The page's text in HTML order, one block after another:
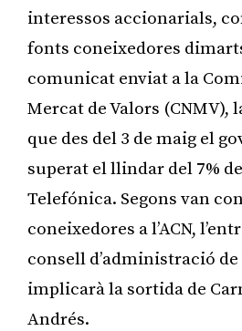
interessos accionarials,
fonts coneixedores
comunicat enviat a la
Mercat de Valors (CNMV),
que des del 3 de maig el
superat el llindar del 7%
Telefónica. Segons van
coneixedores a l’ACN,
consell d’administració
implicarà la sortida de
Andrés.